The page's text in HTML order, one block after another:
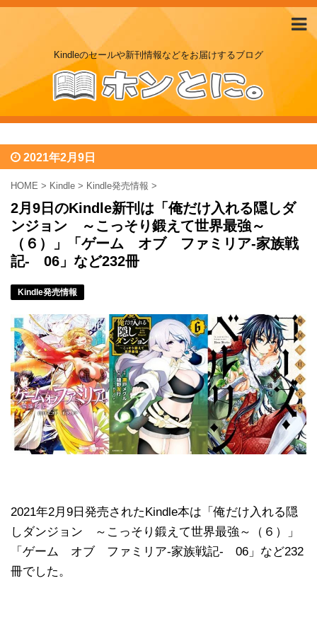
Kindleのセールや新刊情報などをお届けするブログ
2021年2月9日
HOME > Kindle > Kindle発売情報 >
2月9日のKindle新刊は「俺だけ入れる隠しダ
ンジョン ～こっそり鍛えて世界最強～
（６）」「ゲーム オブ ファミリア-家族戦
記- 06」など232冊
Kindle発売情報
2021年2月9日発売されたKindle本は「俺だけ入れる隠
しダンジョン ～こっそり鍛えて世界最強～（６）」
「ゲーム オブ ファミリア-家族戦記- 06」など232
冊でした。